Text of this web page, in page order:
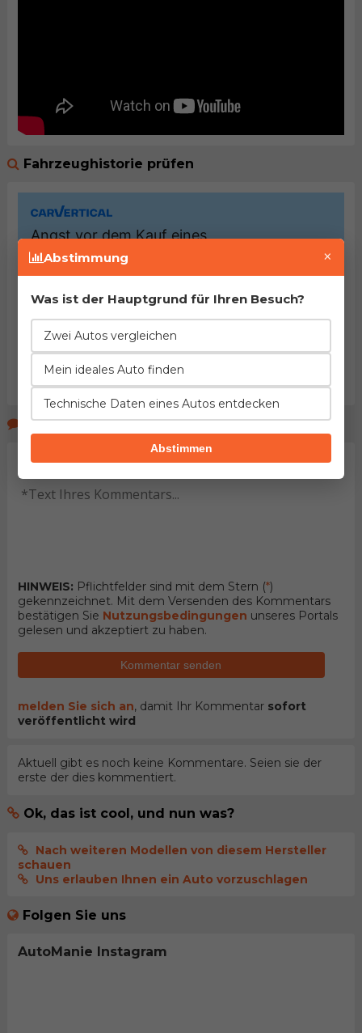
Fahrzeughistorie prüfen
Kommentare der Seitenbeucher
HINWEIS: Pflichtfelder sind mit dem Stern (*)
gekennzeichnet. Mit dem Versenden des Kommentars
bestätigen Sie Nutzungsbedingungen unseres Portals
gelesen und akzeptiert zu haben.
Kommentar senden
melden Sie sich an, damit Ihr Kommentar sofort
veröffentlicht wird
Aktuell gibt es noch keine Kommentare. Seien sie der
erste der dies kommentiert.
Ok, das ist cool, und nun was?
Nach weiteren Modellen von diesem Hersteller
schauen
Uns erlauben Ihnen ein Auto vorzuschlagen
Folgen Sie uns
AutoManie Instagram
Abstimmung ×
Was ist der Hauptgrund für Ihren Besuch?
Zwei Autos vergleichen
Mein ideales Auto finden
Technische Daten eines Autos entdecken
Abstimmen